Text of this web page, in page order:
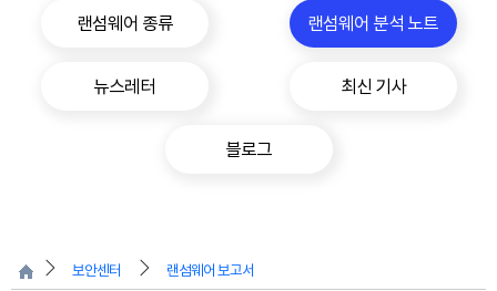
랜섬웨어 종류 랜섬웨어 분석 노트
뉴스레터 최신 기사
블로그
보안센터 랜섬웨어 보고서